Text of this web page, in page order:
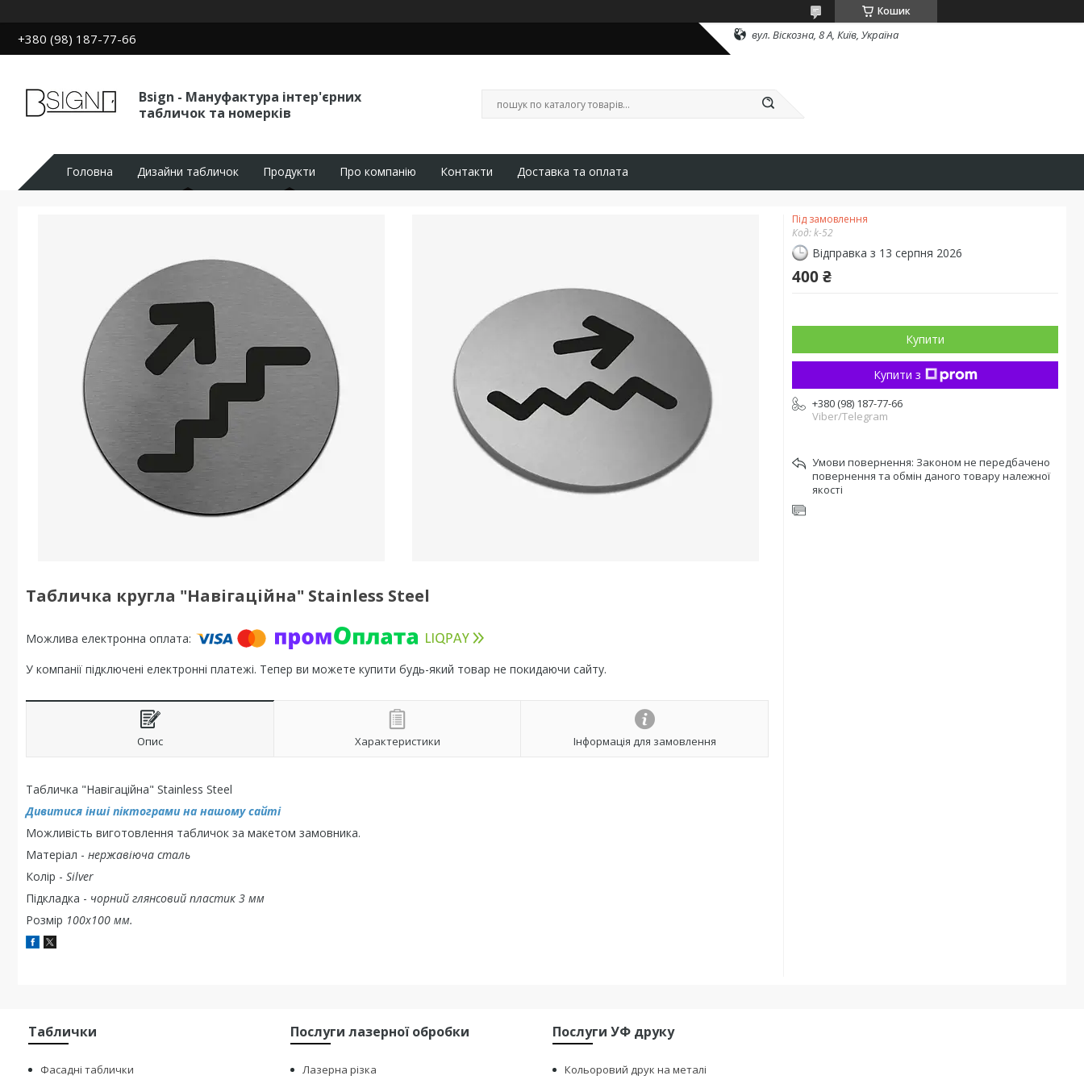
Кошик
+380 (98) 187-77-66 вул. Віскозна, 8 А, Київ, Україна
Bsign - Мануфактура інтер'єрних
табличок та номерків
Головна Дизайни табличок Продукти Про компанію Контакти Доставка та оплата
Табличка кругла "Навігаційна" Stainless Steel
У компанії підключені електронні платежі. Тепер ви можете купити будь-який товар не покидаючи сайту.
Опис Характеристики Інформація для замовлення
Табличка "Навігаційна" Stainless Steel
Дивитися інші піктограми на нашому сайті
Можливість виготовлення табличок за макетом замовника.
Матеріал - нержавіюча сталь
Колір - Silver
Підкладка - чорний глянсовий пластик 3 мм
Розмір 100х100 мм.
Під замовлення
Код:k-52
Відправка з 13 серпня 2026
400 ₴
Купити
Купити з
+380 (98) 187-77-66
Viber/Telegram
Законом не передбачено
повернення та обмін даного товару належної
якості
Таблички
Фасадні таблички
Послуги лазерної обробки
Лазерна різка
Послуги УФ друку
Кольоровий друк на металі